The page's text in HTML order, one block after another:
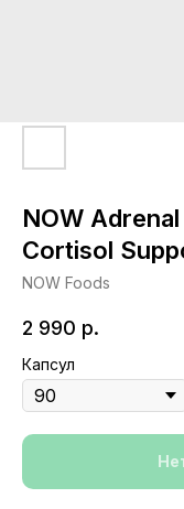
NOW
Cortisol
NOW Foods
2 990 р.
Капсул